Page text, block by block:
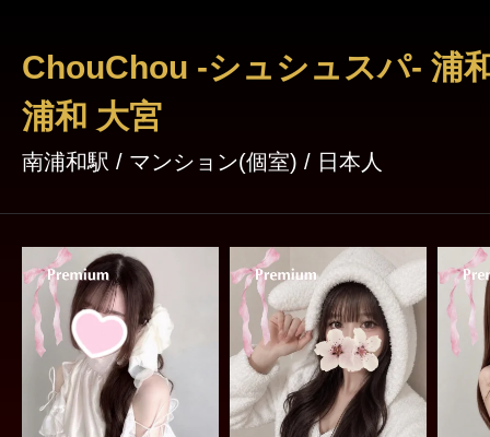
ChouChou -シュシュスパ- 浦
浦和 大宮
南浦和駅 / マンション(個室) / 日本人